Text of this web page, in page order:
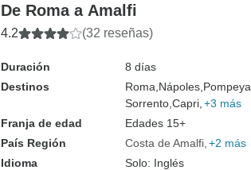
De Roma a Amalfi
4.2 (32 reseñas)
Duración
8 días
Destinos
Roma, Nápoles, Pompeya,
Sorrento, Capri, +3 más
Franja de edad
Edades 15+
País Región
Costa de Amalfi +2 más
Idioma
Solo: Inglés